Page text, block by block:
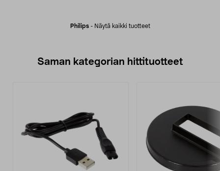
Philips- Näytä kaikki tuotteet
Saman kategorian hittituotteet